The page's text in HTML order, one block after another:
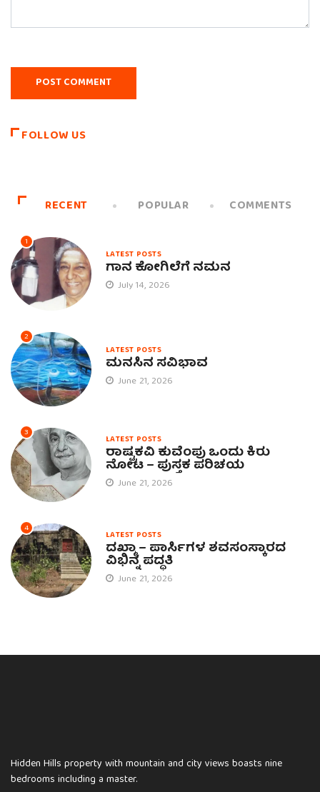
FOLLOW US
RECENT POPULAR COMMENTS
1
LATEST POSTS
ಗಾನ ಕೋಗಿಲೆಗೆ ನಮನ
July 14, 2026
2
LATEST POSTS
ಮನಸಿನ ಸವಿಭಾವ
June 21, 2026
3 LATEST POSTS
ರಾಷ್ಟ್ರಕವಿ ಕುವೆಂಪು ಒಂದು ಕಿರು
ನೋಟ – ಪುಸ್ತಕ ಪರಿಚಯ
June 21, 2026
4 LATEST POSTS
ದಖ್ಮಾ – ಪಾರ್ಸಿಗಳ ಶವಸಂಸ್ಕಾರದ
ವಿಭಿನ್ನ ಪದ್ಧತಿ
June 21, 2026
Hidden Hills property with mountain and city views boasts nine
bedrooms including a master.